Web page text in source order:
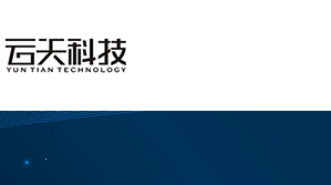
据恢复 - 云天数据恢复中心